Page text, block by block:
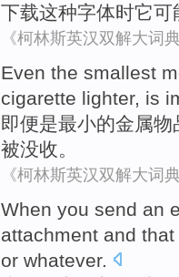
下载这种字体时它可
《柯林斯英汉双解大词典
Even the smallest
cigarette lighter, is
即便是最小的金属物
被没收。
《柯林斯英汉双解大词典
When you send an
attachment and that
or whatever.